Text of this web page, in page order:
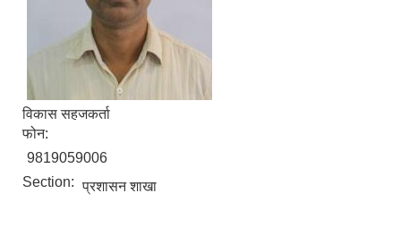
विकास सहजकर्ता
फोन:
9819059006
Section: प्रशासन शाखा